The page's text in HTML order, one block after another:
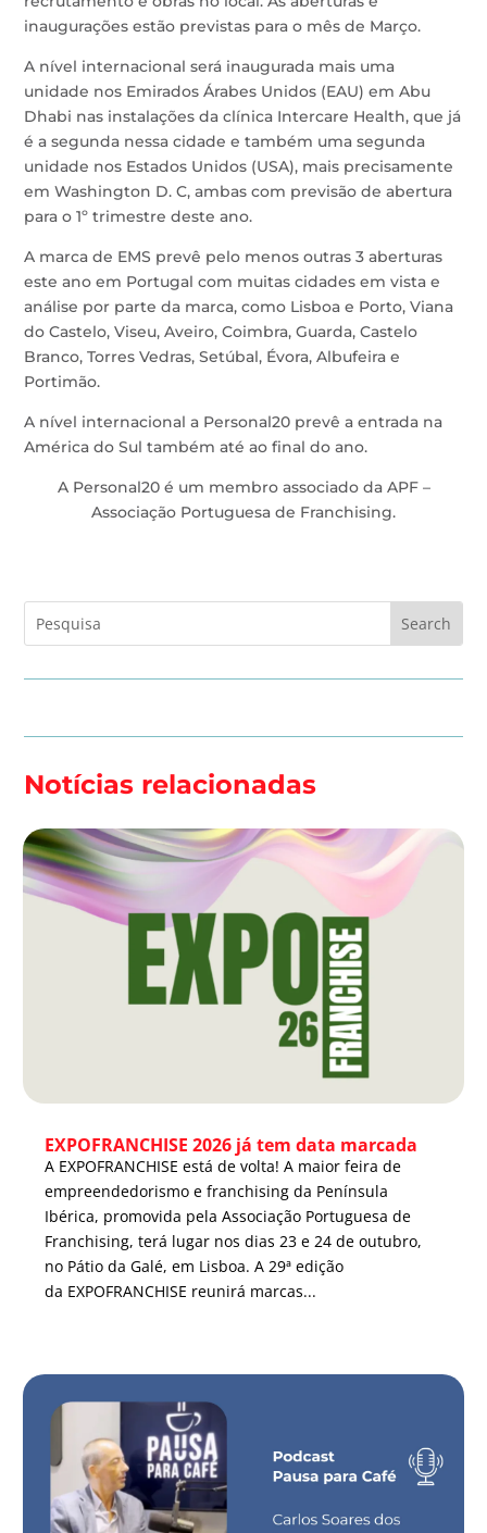
inaugurações estão previstas para o mês de Março.
A nível internacional será inaugurada mais uma
unidade nos Emirados Árabes Unidos (EAU) em Abu
Dhabi nas instalações da clínica Intercare Health, que já
é a segunda nessa cidade e também uma segunda
unidade nos Estados Unidos (USA), mais precisamente
em Washington D. C, ambas com previsão de abertura
para o 1º trimestre deste ano.
A marca de EMS prevê pelo menos outras 3 aberturas
este ano em Portugal com muitas cidades em vista e
análise por parte da marca, como Lisboa e Porto, Viana
do Castelo, Viseu, Aveiro, Coimbra, Guarda, Castelo
Branco, Torres Vedras, Setúbal, Évora, Albufeira e
Portimão.
A nível internacional a Personal20 prevê a entrada na
América do Sul também até ao final do ano.
A Personal20 é um membro associado da APF –
Associação Portuguesa de Franchising.
Notícias relacionadas
EXPOFRANCHISE 2026 já tem data marcada
A EXPOFRANCHISE está de volta! A maior feira de
empreendedorismo e franchising da Península
Ibérica, promovida pela Associação Portuguesa de
Franchising, terá lugar nos dias 23 e 24 de outubro,
no Pátio da Galé, em Lisboa. A 29ª edição
da EXPOFRANCHISE reunirá marcas...